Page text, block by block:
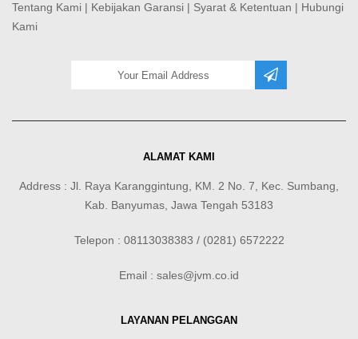
Tentang Kami | Kebijakan Garansi | Syarat & Ketentuan | Hubungi
Kami
ALAMAT KAMI
Address : Jl. Raya Karanggintung, KM. 2 No. 7, Kec. Sumbang,
Kab. Banyumas, Jawa Tengah 53183
Telepon : 08113038383 / (0281) 6572222
Email : sales@jvm.co.id
LAYANAN PELANGGAN